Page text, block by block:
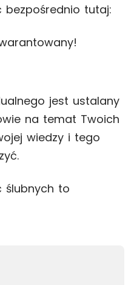
bezpośrednio tutaj:
jest ustalany
na temat Twoich
wiedzy i tego
ślubnych to